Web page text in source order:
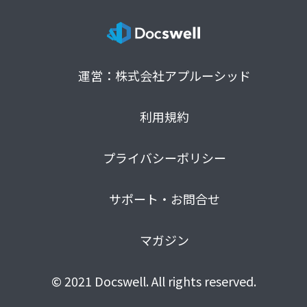
運営：株式会社アプルーシッド
利用規約
プライバシーポリシー
サポート・お問合せ
マガジン
© 2021 Docswell. All rights reserved.